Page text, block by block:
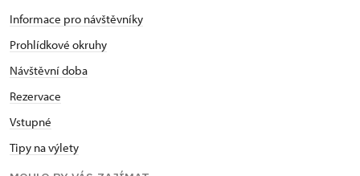
Informace pro návštěvníky
Prohlídkové okruhy
Návštěvní doba
Rezervace
Vstupné
Tipy na výlety